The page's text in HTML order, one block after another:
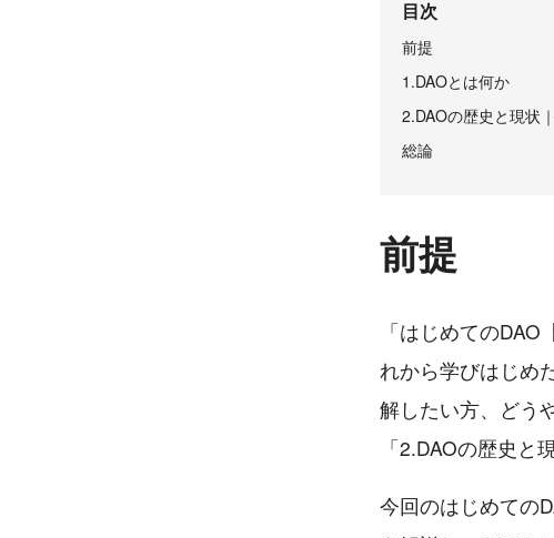
目次
前提
1.DAOとは何か
2.DAOの歴史と現状
総論
前提
「はじめての
れから学びはじめ
解したい方、どう
「2.DAOの歴史と
今回のはじめての